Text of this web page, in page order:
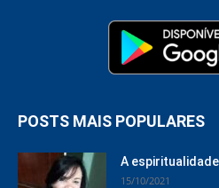
POSTS MAIS POPULARES
A
15/10/2021